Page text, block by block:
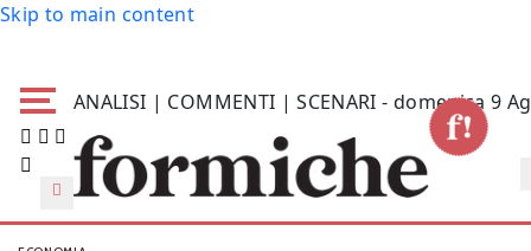
Skip to main content
ANALISI | COMMENTI | SCENARI - domenica 9